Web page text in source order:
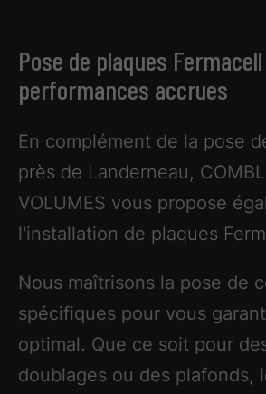
Pose de plaques
performances accrues
En complément de la pose
près de Landerneau,
VOLUMES vous propose
l'installation de plaques
Nous maîtrisons la pose de
spécifiques pour vous
optimal. Que ce soit pour
doublages ou des plafonds,